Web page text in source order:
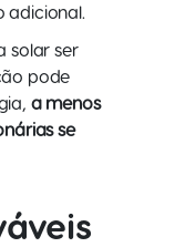
adicional.
solar ser
pode
a menos
se